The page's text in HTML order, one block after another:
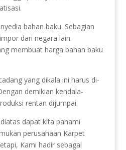
bahan baku. Sebagian
dari negara lain.
membuat harga bahan baku
yang dikala ini harus di-
demikian kendala-
rentan dijumpai.
dapat kita pahami
perusahaan Karpet
Kami hadir sebagai